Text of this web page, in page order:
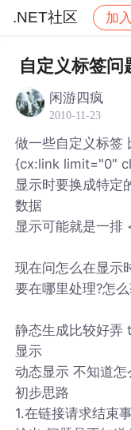
.NET社区 加入
社区 .NET社区
自定义标签问
闲游四疯
2010-11-23
做一些自定义标签
{cx:link limit="0"
显示时要换成特定
数据
显示可能就是一排
现在问怎么在显示
要在哪里处理?怎
静态生成比较好弄
显示
动态显示 不知道怎
初步思路
1.在链接请求结束